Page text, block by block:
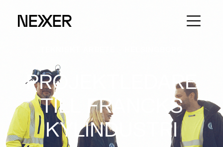
PROJEKTLEDARE
TILL FRANCKS
KYLINDUSTRI